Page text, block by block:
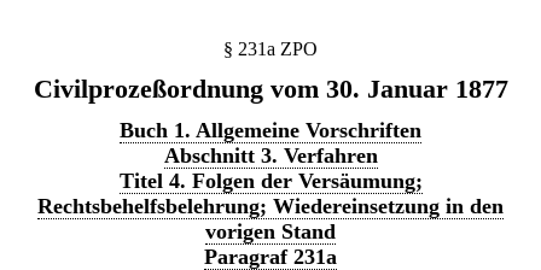
§ 231a ZPO
Civilprozeßordnung vom 30. Januar 1877
Buch 1. Allgemeine Vorschriften
Abschnitt 3. Verfahren
Titel 4. Folgen der Versäumung;
Rechtsbehelfsbelehrung; Wiedereinsetzung in den
vorigen Stand
Paragraf 231a